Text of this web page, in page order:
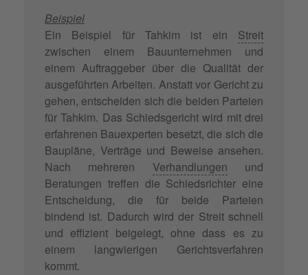
Beispiel
Ein Beispiel für Tahkim ist ein Streit
zwischen einem Bauunternehmen und
einem Auftraggeber über die Qualität der
ausgeführten Arbeiten. Anstatt vor Gericht zu
gehen, entscheiden sich die beiden Parteien
für Tahkim. Das Schiedsgericht wird mit drei
erfahrenen Bauexperten besetzt, die sich die
Baupläne, Verträge und Beweise ansehen.
Nach mehreren Verhandlungen und
Beratungen treffen die Schiedsrichter eine
Entscheidung, die für beide Parteien
bindend ist. Dadurch wird der Streit schnell
und effizient beigelegt, ohne dass es zu
einem langwierigen Gerichtsverfahren
kommt.